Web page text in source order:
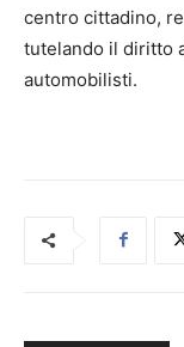
centro cittadino,
tutelando il diritto
automobilisti.